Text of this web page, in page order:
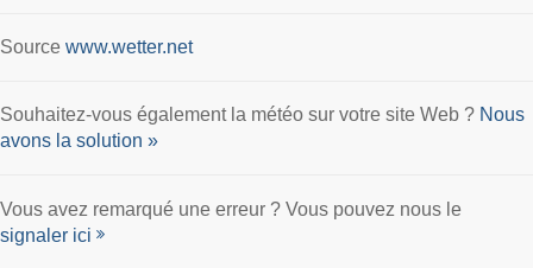
Source www.wetter.net
Souhaitez-vous également la météo sur votre site Web ? Nous
avons la solution »
Vous avez remarqué une erreur ? Vous pouvez nous le
signaler ici